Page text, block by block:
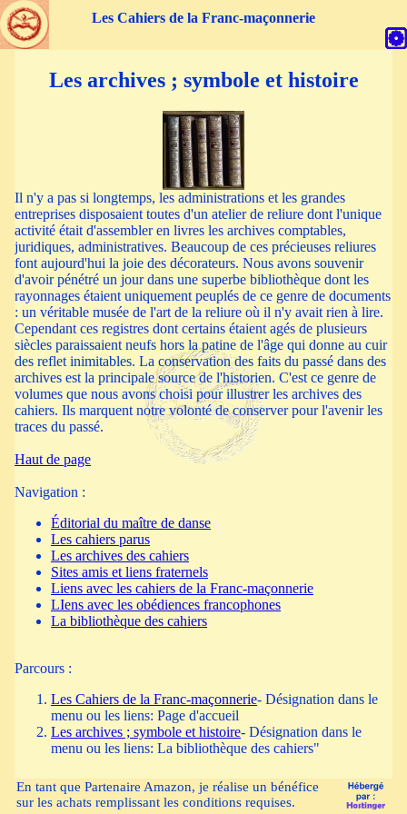
parent->chemin false Array ( [0] => Tmenu Object ( [titre] =>
Éditorial du maître de danse [id] => tit_m1 [iid] => i_tit_m1 [dest]
=> "../index.php" [smenu] => 0 [smdest] => x [items] => Array ( )
=> [menuloc] => ) [1] => Tmenu Object ( [titre] => Les cahiers
parus [id] => tit_m2 [iid] => i_tit_m2 [dest] => "../index.php"
[smenu] => 0 [smdest] => parus [items] => Array ( ) [chemins] =>
Les cahiers parus[usmenu] => [menuloc] => ) [2]
=> Tmenu Object ( [titre] => Les archives des cahiers [id] => tit_m3
[iid] => i_tit_m3 [dest] => "../index.php" [smenu] => 0 [smdest] =>
archives [items] => Array ( ) [chemins] => archives [chaine] =>
archives des cahiers[usmenu] => [menuloc] => ) [3] => Tmenu
Object ( [titre] => Sites amis et liens fraternels [id] => tit_m4 [iid] =>
i_tit_m4 [dest] => "../index.php" [smenu] => 0 [smdest] => amis
[items] => Array ( ) [chemins] => amis [chaine] =>Sites amis et
liens fraternels[usmenu] => [menuloc] => ) [4] => Tmenu Object (
[titre] => Liens avec les cahiers de la Franc-maçonnerie [id] =>
tit_m5 [iid] => i_tit_m5 [dest] => "../index.php" [smenu] => 0
[smdest] => liensavn [items] => Array ( ) [chemins] => liensavn
[chaine] => Liens avec les cahiers de la Franc-maçonnerie[usmenu]
=> [menuloc] => ) [5] => Tmenu Object ( [titre] => LIens avec les
obédiences francophones [id] => tit_m6 [iid] => i_tit_m6 [dest] =>
"../index.php" [smenu] => 0 [smdest] => obediences [items] =>
Array ( ) [chemins] => obediences [chaine] =>LIens avec les
obédiences francophones[usmenu] => [menuloc] => ) [6] =>
Tmenu Object ( [titre] => La bibliothèque des cahiers [id] => tit_m7
[iid] => i_tit_m7 [dest] => "../index.php" [smenu] => 0 [smdest] =>
biblio [items] => Array ( ) [chemins] => biblio [chaine] =>
>M
Les Cahiers de la Franc-maçonnerie
En tant que Partenaire Amazon, je réalise un bénéfice
sur les achats remplissant les conditions requises.
Les archives ; symbole et histoire
Il n'y a pas si longtemps, les administrations et les grandes
entreprises disposaient toutes d'un atelier de reliure dont l'unique
activité était d'assembler en livres les archives comptables,
juridiques, administratives. Beaucoup de ces précieuses reliures
font aujourd'hui la joie des décorateurs. Nous avons souvenir
d'avoir pénétré un jour dans une superbe bibliothèque dont les
rayonnages étaient uniquement peuplés de ce genre de documents
: un véritable musée de l'art de la reliure où il n'y avait rien à lire.
Cependant ces registres dont certains étaient agés de plusieurs
siècles paraissaient neufs hors la patine de l'âge qui donne au cuir
des reflet inimitables. La conservation des faits du passé dans des
archives est la principale source de l'historien. C'est ce genre de
volumes que nous avons choisi pour illustrer les archives des
cahiers. Ils marquent notre volonté de conserver pour l'avenir les
traces du passé.
Haut de page
Navigation :
Éditorial du maître de danse
Les cahiers parus
Les archives des cahiers
Sites amis et liens fraternels
Liens avec les cahiers de la Franc-maçonnerie
LIens avec les obédiences francophones
La bibliothèque des cahiers
Parcours :
Les Cahiers de la Franc-maçonnerie- Désignation dans le
menu ou les liens: Page d'accueil
Les archives ; symbole et histoire- Désignation dans le
menu ou les liens: La bibliothèque des cahiers"